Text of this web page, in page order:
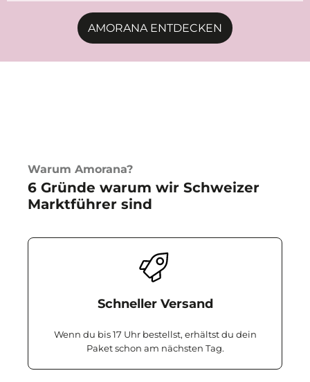
AMORANA ENTDECKEN
Warum Amorana?
6 Gründe warum wir Schweizer
Marktführer sind
Schneller Versand
Wenn du bis 17 Uhr bestellst, erhältst du dein
Paket schon am nächsten Tag.